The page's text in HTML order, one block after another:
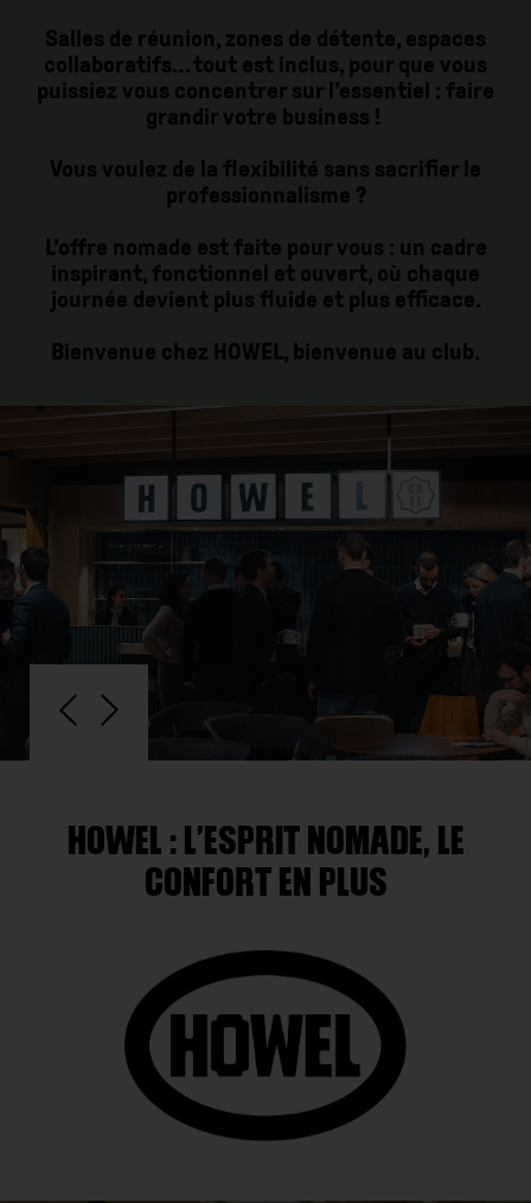
Salles de réunion, zones de détente, espaces
collaboratifs… tout est inclus, pour que vous
puissiez vous concentrer sur l’essentiel : faire
grandir votre business !
Vous voulez de la flexibilité sans sacrifier le
professionnalisme ?
L’offre nomade est faite pour vous : un cadre
inspirant, fonctionnel et ouvert, où chaque
journée devient plus fluide et plus efficace.
Bienvenue chez HOWEL, bienvenue au club.
HOWEL : L’ESPRIT NOMADE, LE
CONFORT EN PLUS